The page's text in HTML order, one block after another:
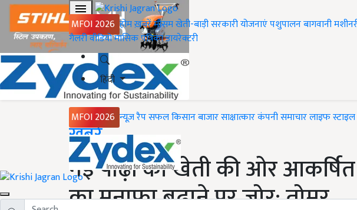
MFOI 2026 होमख़बरेंमौसमखेती-बाड़ीसरकारी योजनाएंपशुपालनबागवानी
गैलरीवीडियोमासिक पत्रिकाडायरेक्टरी
हिंदी
MFOI 2026 न्यूज़ रैपसफल किसानबाजारसाक्षात्कारकंपनी समाचारलाइफ स्टाइल
Home
ख़बरें
नई पीढ़ी को खेती की ओर
का मुनाफा बढ़ाने पर जोर: तोमर